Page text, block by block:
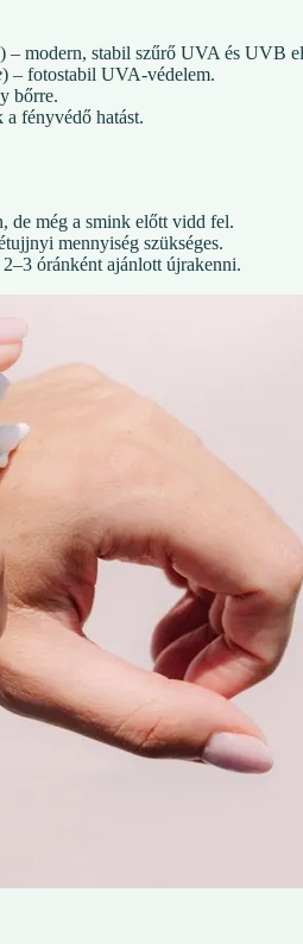
) – modern, stabil szűrő UVA és UVB
) – fotostabil UVA-védelem.
bőrre.
fényvédő hatást.
de még a smink előtt vidd fel.
mennyiség szükséges.
2–3 óránként ajánlott újrakenni.